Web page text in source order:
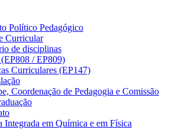
Político Pedagógico
Curricular
de disciplinas
/ EP809)
Curriculares (EP147)
Coordenação de Pedagogia e Comissão
Integrada em Química e em Física